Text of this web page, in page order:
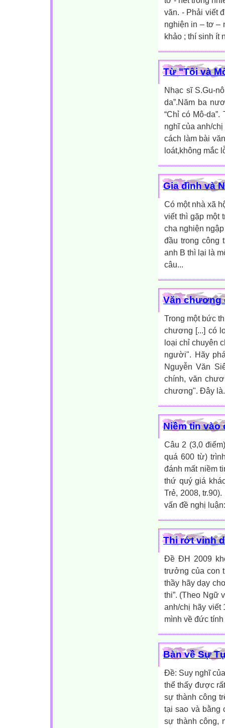
văn. - Phải viết
nghiện in – tơ –
khảo ; thí sinh ít
Từ "Tôi và
Nhạc sĩ S.Gu-
da”.Năm ba
“Chỉ có Mô-
nghĩ của anh/
cách làm bài
loát,không mắc
Gia đình và
Có một nhà xã
viết thì gặp một
cha nghiện
đầu trong công
anh B thì lại là
câu...
Văn chương
Trong một bức
chương [...] có
loại chỉ chuyên
người". Hãy
Nguyễn Văn
chính, văn
chương". Đây
Niềm tin vào
Câu 2 (3,0
quá 600 từ)
đánh mất niềm
thứ quý giá
Trẻ, 2008,
vấn đề nghị
Thi rớt vinh
Đề ĐH 2009
trưởng của con
thầy hãy dạy
thi”. (Theo Ngữ
anh/chị hãy viết
mình về đức
Bàn về Sự
Đề: Suy nghĩ
thể thấy được
sự thành công
tại sao và bằng
sự thành công,